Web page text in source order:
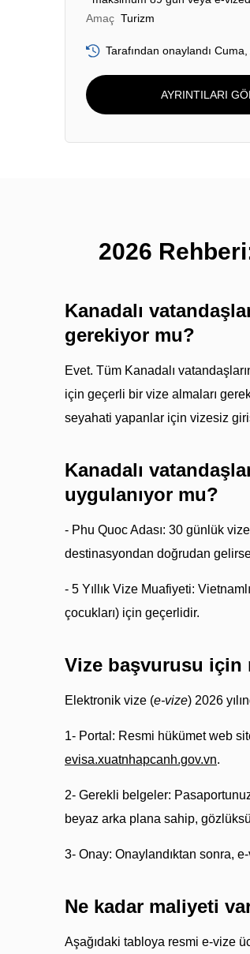
Amaç Turizm
Tarafından onaylandı
AYRINTILARI
2026
Kanadalı
gerekiyor mu?
Evet. Tüm Kanadalı
için geçerli bir vize almaları
seyahati yapanlar için vizesiz
Kanadalı
uygulanıyor mu?
- Phu Quoc Adası: 30 günlük
destinasyondan doğrudan
- 5 Yıllık Vize Muafiyeti:
çocukları) için geçerlidir.
Vize başvurusu için
Elektronik vize (e-vize) 2026
1- Portal: Resmi hükümet web
evisa.xuatnhapcanh.gov.vn.
2- Gerekli belgeler:
beyaz arka plana sahip,
3- Onay: Onaylandıktan sonra, e-
Ne kadar maliyeti
Aşağıdaki tabloya resmi e-vize